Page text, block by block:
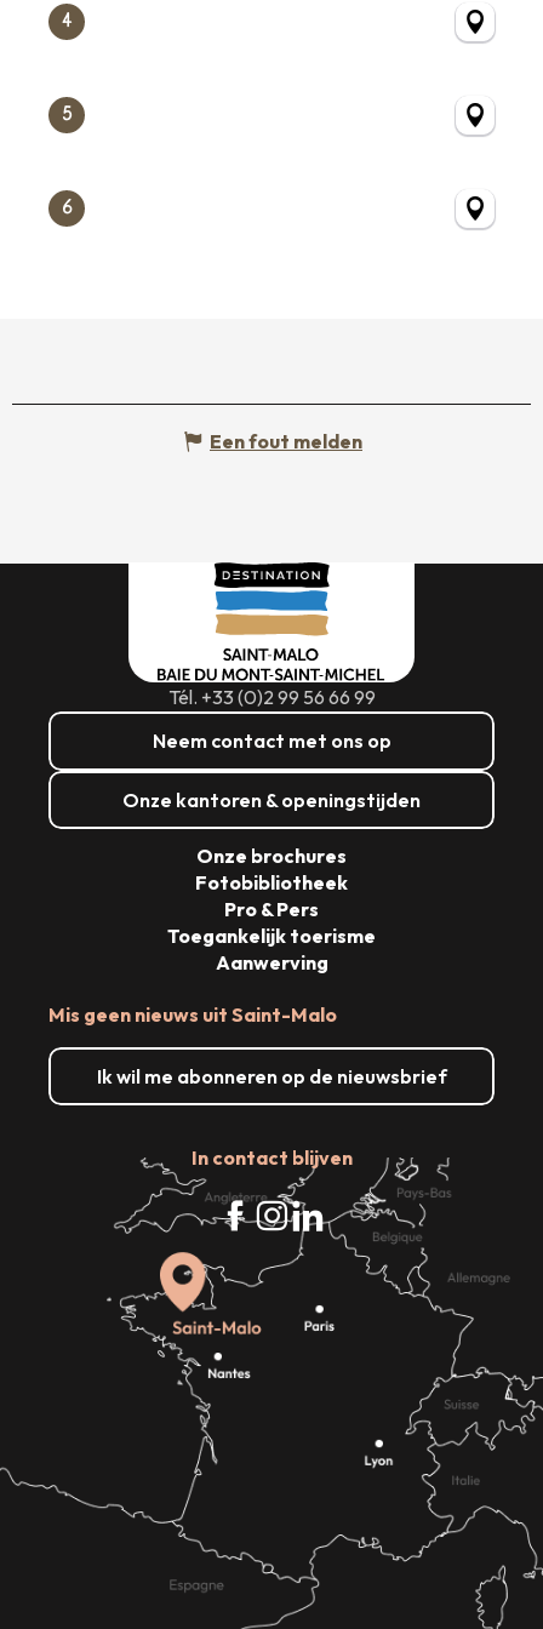
4
5
6
Een fout melden
Tél. +33 (0)2 99 56 66 99
Neem contact met ons op
Onze kantoren & openingstijden
Mis geen nieuws uit Saint-Malo
Ik wil me abonneren op de nieuwsbrief
In contact blijven
Onze brochures
Fotobibliotheek
Pro & Pers
Toegankelijk toerisme
Aanwerving